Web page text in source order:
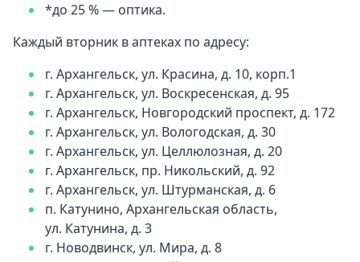
*до 25 % — оптика.
Каждый вторник в аптеках по адресу:
г. Архангельск, ул. Красина, д. 10, корп.1
г. Архангельск, ул. Воскресенская, д. 95
г. Архангельск, Новгородский проспект, д. 172
г. Архангельск, ул. Вологодская, д. 30
г. Архангельск, ул. Целлюлозная, д. 20
г. Архангельск, пр. Никольский, д. 92
г. Архангельск, ул. Штурманская, д. 6
п. Катунино, Архангельская область,
ул. Катунина, д. 3
г. Новодвинск, ул. Мира, д. 8